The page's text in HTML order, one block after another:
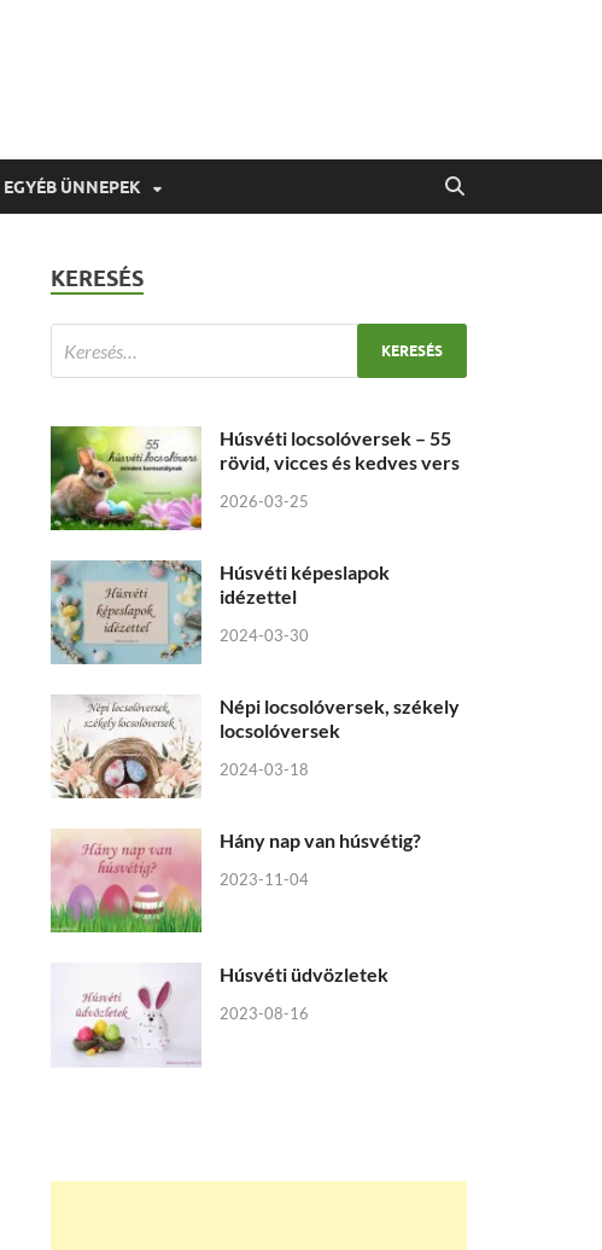
EGYÉB ÜNNEPEK
KERESÉS
Húsvéti locsolóversek – 55
rövid, vicces és kedves vers
2026-03-25
Húsvéti képeslapok
idézettel
2024-03-30
Népi locsolóversek, székely
locsolóversek
2024-03-18
Hány nap van húsvétig?
2023-11-04
Húsvéti üdvözletek
2023-08-16